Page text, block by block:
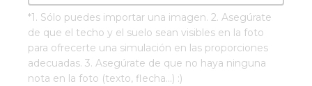
*1. Sólo puedes importar una imagen. 2. Asegúrate
de que el techo y el suelo sean visibles en la foto
para ofrecerte una simulación en las proporciones
adecuadas. 3. Asegúrate de que no haya ninguna
nota en la foto (texto, flecha...) :)